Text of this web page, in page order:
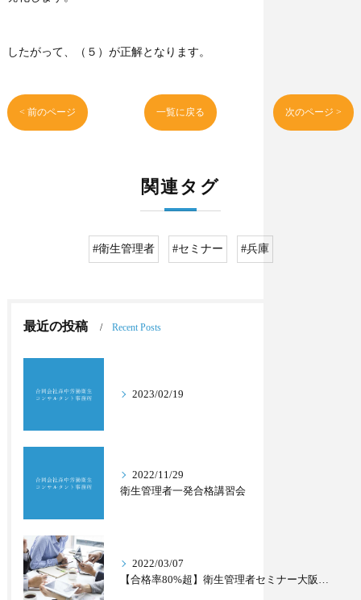
したがって、（５）が正解となります。
< 前のページ 一覧に戻る 次のページ >
関連タグ
#衛生管理者 #セミナー #兵庫
最近の投稿 Recent Posts
2023/02/19
2022/11/29
衛生管理者一発合格講習会
2022/03/07
【合格率80%超】衛生管理者セミナー大阪で開催します